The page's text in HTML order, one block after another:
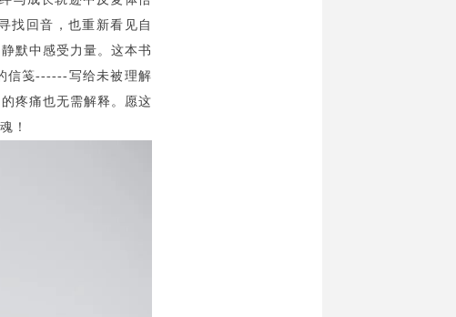
找回音，也重新看见自
默中感受力量。这本书
信笺------写给未被理解
疼痛也无需解释。愿这
！